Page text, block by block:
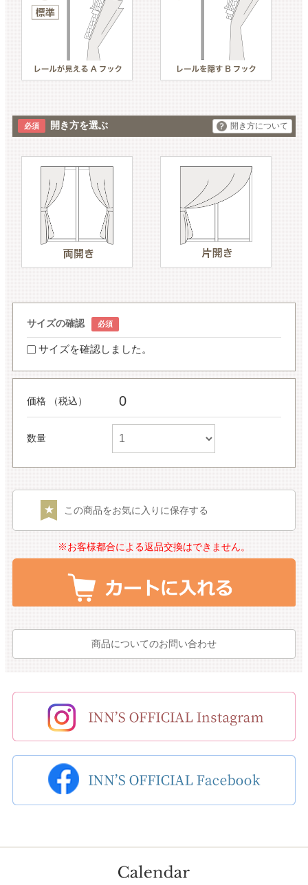
開き方を選ぶ 開き方について
サイズの確認
サイズを確認しました。
価格 （税込） 0
数量
この商品をお気に入りに保存する
※お客様都合による返品交換はできません。
商品についてのお問い合わせ